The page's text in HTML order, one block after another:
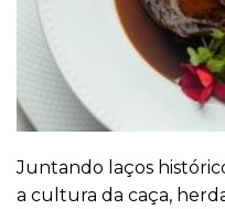
Juntando laços
a cultura da caça,